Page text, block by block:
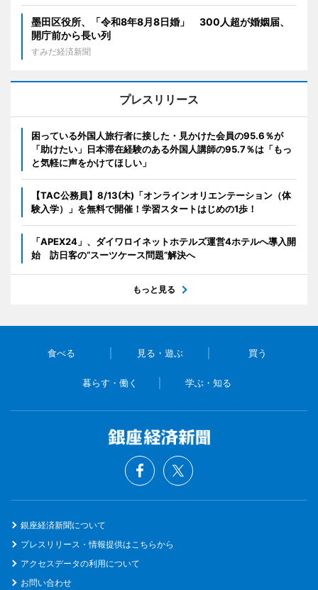
墨田区役所、「令和8年8月8日婚」 300人超が婚姻届、
開庁前から長い列
すみだ経済新聞
プレスリリース
困っている外国人旅行者に接した・見かけた会員の95.6％が
「助けたい」日本滞在経験のある外国人講師の95.7％は「もっ
と気軽に声をかけてほしい」
【TAC公務員】8/13(木)「オンラインオリエンテーション（体
験入学）」を無料で開催！学習スタートはじめの1歩！
「APEX24」、ダイワロイネットホテルズ運営4ホテルへ導入開
始 訪日客の“スーツケース問題”解決へ
もっと見る
食べる 見る・遊ぶ 買う
暮らす・働く 学ぶ・知る
銀座経済新聞について
プレスリリース・情報提供はこちらから
アクセスデータの利用について
お問い合わせ